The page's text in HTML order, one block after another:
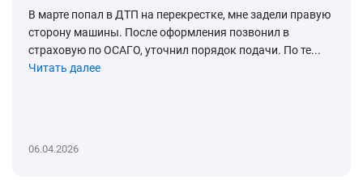
В марте попал в ДТП на перекрестке, мне задели правую
сторону машины. После оформления позвонил в
страховую по ОСАГО, уточнил порядок подачи. По те...
Читать далее
06.04.2026